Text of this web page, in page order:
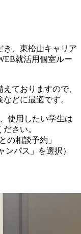
き、東松山キャリア
就活用個室ルー
ておりますので、
どに最適です。
使用したい学生は
さい。
の相談予約」
パス」を選択）